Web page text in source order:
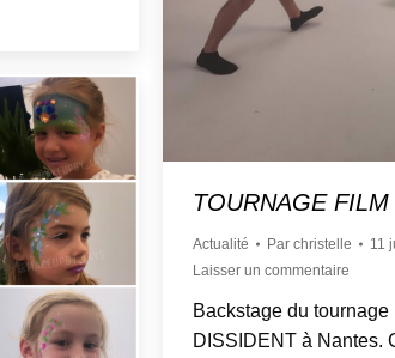
TOURNAGE
Actualité Par christelle
11
Laisser un commentaire
Backstage du
DISSIDENT à Nantes.